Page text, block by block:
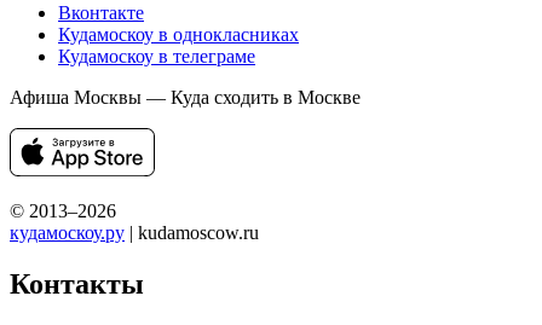
Вконтакте
Кудамоскоу в однокласниках
Кудамоскоу в телеграме
Афиша Москвы — Куда сходить в Москве
© 2013–2026
кудамоскоу.ру | kudamoscow.ru
Контакты